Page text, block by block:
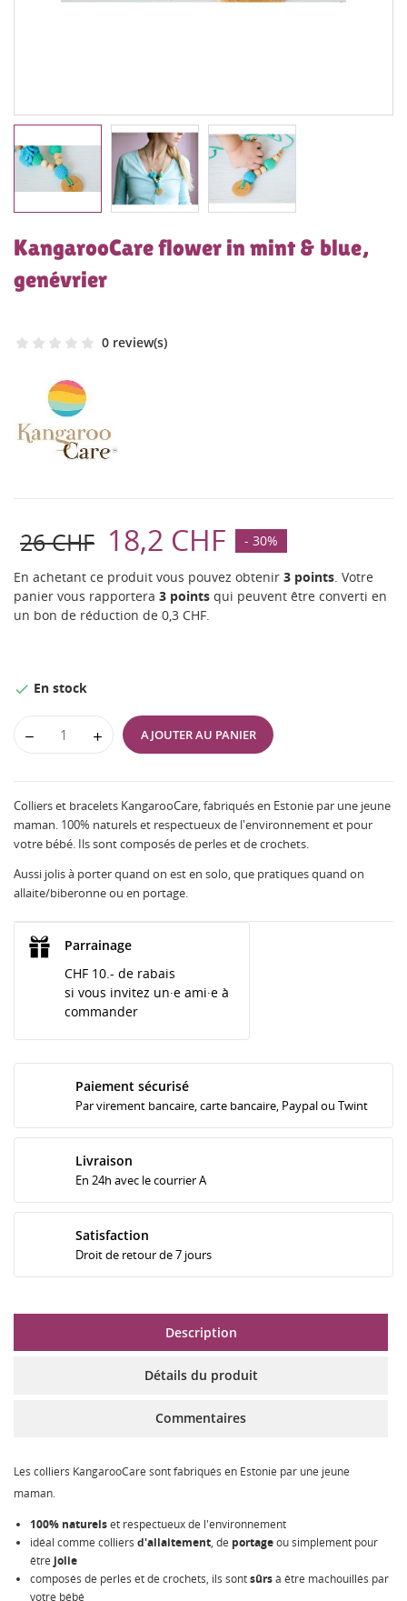
KangarooCare flower in mint & blue,
genévrier
0 review(s)
26 CHF 18,2 CHF - 30%
En achetant ce produit vous pouvez obtenir 3 points. Votre
panier vous rapportera 3 points qui peuvent être converti en
un bon de réduction de 0,3 CHF.
 En stock
AJOUTER AU PANIER
Colliers et bracelets KangarooCare, fabriqués en Estonie par une jeune
maman. 100% naturels et respectueux de l'environnement et pour
votre bébé. Ils sont composés de perles et de crochets.
Aussi jolis à porter quand on est en solo, que pratiques quand on
allaite/biberonne ou en portage.
Parrainage
CHF 10.- de rabais
si vous invitez un·e ami·e à
commander
Paiement sécurisé
Par virement bancaire, carte bancaire, Paypal ou Twint
Livraison
En 24h avec le courrier A
Satisfaction
Droit de retour de 7 jours
Description
Détails du produit
Commentaires
Les colliers KangarooCare sont fabriqués en Estonie par une jeune
maman.
100% naturelset respectueux de l'environnement
idéal comme colliers d'allaitement, de portageou simplement pour
être jolie
composés de perles et de crochets, ils sontsûrsà être machouillés par
votre bébé